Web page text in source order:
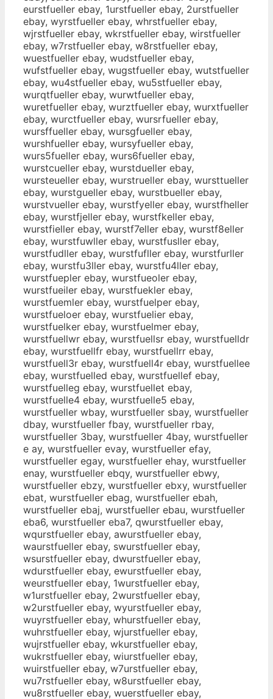
eurstfueller ebay, 1urstfueller ebay, 2urstfueller
ebay, wyrstfueller ebay, whrstfueller ebay,
wjrstfueller ebay, wkrstfueller ebay, wirstfueller
ebay, w7rstfueller ebay, w8rstfueller ebay,
wuestfueller ebay, wudstfueller ebay,
wufstfueller ebay, wugstfueller ebay, wutstfueller
ebay, wu4stfueller ebay, wu5stfueller ebay,
wurqtfueller ebay, wurwtfueller ebay,
wuretfueller ebay, wurztfueller ebay, wurxtfueller
ebay, wurctfueller ebay, wursrfueller ebay,
wursffueller ebay, wursgfueller ebay,
wurshfueller ebay, wursyfueller ebay,
wurs5fueller ebay, wurs6fueller ebay,
wurstcueller ebay, wurstdueller ebay,
wursteueller ebay, wurstrueller ebay, wursttueller
ebay, wurstgueller ebay, wurstbueller ebay,
wurstvueller ebay, wurstfyeller ebay, wurstfheller
ebay, wurstfjeller ebay, wurstfkeller ebay,
wurstfieller ebay, wurstf7eller ebay, wurstf8eller
ebay, wurstfuwller ebay, wurstfusller ebay,
wurstfudller ebay, wurstfufller ebay, wurstfurller
ebay, wurstfu3ller ebay, wurstfu4ller ebay,
wurstfuepler ebay, wurstfueoler ebay,
wurstfueiler ebay, wurstfuekler ebay,
wurstfuemler ebay, wurstfuelper ebay,
wurstfueloer ebay, wurstfuelier ebay,
wurstfuelker ebay, wurstfuelmer ebay,
wurstfuellwr ebay, wurstfuellsr ebay, wurstfuelldr
ebay, wurstfuellfr ebay, wurstfuellrr ebay,
wurstfuell3r ebay, wurstfuell4r ebay, wurstfuellee
ebay, wurstfuelled ebay, wurstfuellef ebay,
wurstfuelleg ebay, wurstfuellet ebay,
wurstfuelle4 ebay, wurstfuelle5 ebay,
wurstfueller wbay, wurstfueller sbay, wurstfueller
dbay, wurstfueller fbay, wurstfueller rbay,
wurstfueller 3bay, wurstfueller 4bay, wurstfueller
e ay, wurstfueller evay, wurstfueller efay,
wurstfueller egay, wurstfueller ehay, wurstfueller
enay, wurstfueller ebqy, wurstfueller ebwy,
wurstfueller ebzy, wurstfueller ebxy, wurstfueller
ebat, wurstfueller ebag, wurstfueller ebah,
wurstfueller ebaj, wurstfueller ebau, wurstfueller
eba6, wurstfueller eba7, qwurstfueller ebay,
wqurstfueller ebay, awurstfueller ebay,
waurstfueller ebay, swurstfueller ebay,
wsurstfueller ebay, dwurstfueller ebay,
wdurstfueller ebay, ewurstfueller ebay,
weurstfueller ebay, 1wurstfueller ebay,
w1urstfueller ebay, 2wurstfueller ebay,
w2urstfueller ebay, wyurstfueller ebay,
wuyrstfueller ebay, whurstfueller ebay,
wuhrstfueller ebay, wjurstfueller ebay,
wujrstfueller ebay, wkurstfueller ebay,
wukrstfueller ebay, wiurstfueller ebay,
wuirstfueller ebay, w7urstfueller ebay,
wu7rstfueller ebay, w8urstfueller ebay,
wu8rstfueller ebay, wuerstfueller ebay,